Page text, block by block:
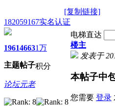
[复制链接]
182059167实名认证
1961
主题
4663
帖子
1万
积分
论坛元老
电梯直达
楼主
发表于
本帖子中
您需要 登录